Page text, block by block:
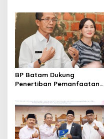
Reguler Segera Hadir
Melalui LMS
BP Batam Dukung
Penertiban Pemanfaatan
Ketentuan Peraturan
Perundang-undangan